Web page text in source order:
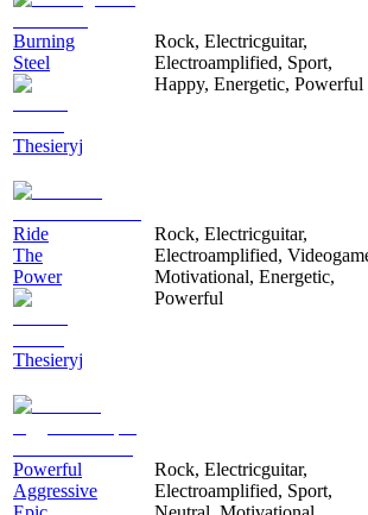
Burning
Steel
Thesieryj
Rock, Electricguitar,
Electroamplified, Sport,
Happy, Energetic, Powerful
Ride
The
Power
Thesieryj
Rock, Electricguitar,
Electroamplified,
Motivational, Energetic,
Powerful
Powerful
Aggressive
Rock, Electricguitar,
Electroamplified, Sport,